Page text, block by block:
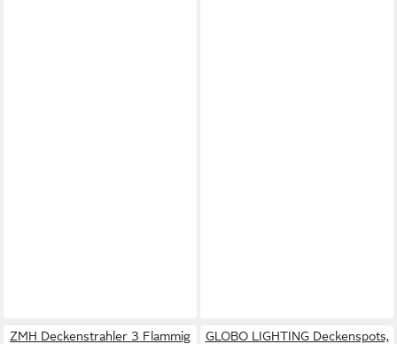
ZMH Deckenstrahler 3 Flammig
GLOBO LIGHTING Deckenspots,